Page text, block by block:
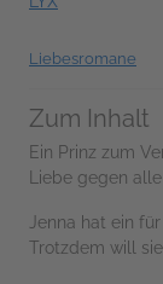
Liebesromane
Zum Inhalt
Ein Prinz zum
Liebe gegen
Jenna hat ein
Trotzdem will